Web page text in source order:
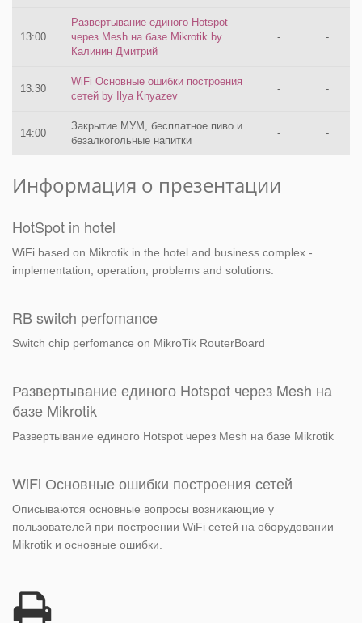
13:00
Развертывание единого Hotspot
через Mesh на базе Mikrotik by
Калинин Дмитрий
- -
13:30
WiFi Основные ошибки построения
сетей by Ilya Knyazev
- -
14:00
Закрытие МУМ, бесплатное пиво и
безалкогольные напитки
- -
Информация о презентации
HotSpot in hotel
WiFi based on Mikrotik in the hotel and business complex -
implementation, operation, problems and solutions.
RB switch perfomance
Switch chip perfomance on MikroTik RouterBoard
Развертывание единого Hotspot через Mesh на
базе Mikrotik
Развертывание единого Hotspot через Mesh на базе Mikrotik
WiFi Основные ошибки построения сетей
Описываются основные вопросы возникающие у
пользователей при построении WiFi сетей на оборудовании
Mikrotik и основные ошибки.